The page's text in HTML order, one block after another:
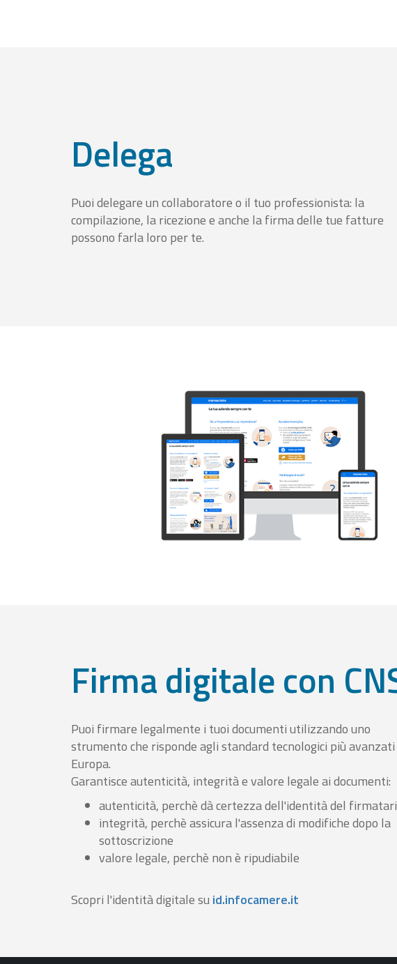
Delega
Puoi delegare un collaboratore o il tuo professionista: la
compilazione, la ricezione e anche la firma delle tue fatture
possono farla loro per te.
Firma digitale con
Puoi firmare legalmente i tuoi documenti utilizzando uno
strumento che risponde agli standard tecnologici più
Europa.
Garantisce autenticità, integrità e valore legale ai documenti:
autenticità, perchè dà certezza dell'identità del
integrità, perchè assicura l'assenza di modifiche dopo la
sottoscrizione
valore legale, perchè non è ripudiabile
Scopri l'identità digitale su id.infocamere.it